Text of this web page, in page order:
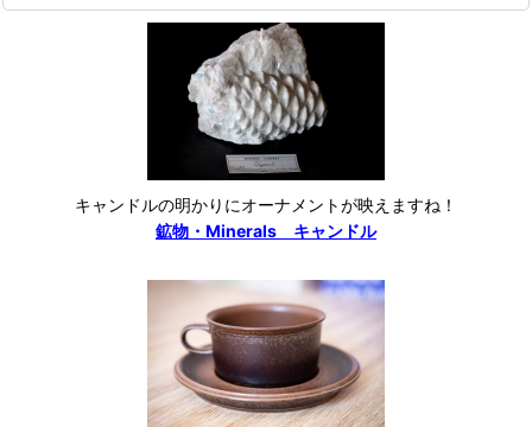
キャンドルの明かりにオーナメントが映えますね！
鉱物・Minerals キャンドル